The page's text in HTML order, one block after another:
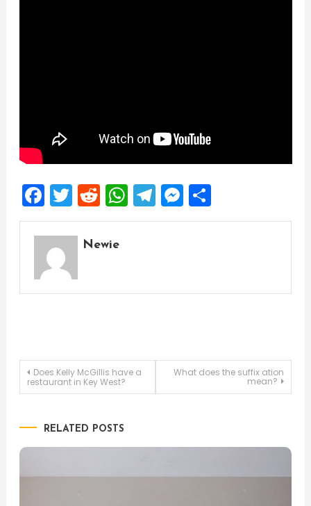
Facebook
Twitter
Reddit
WhatsApp
Telegram
Messenger
Share
Newie
Post
Does Kelly McGillis have a
restaurant in Key West?
What does the suffix ation
mean?
RELATED POSTS